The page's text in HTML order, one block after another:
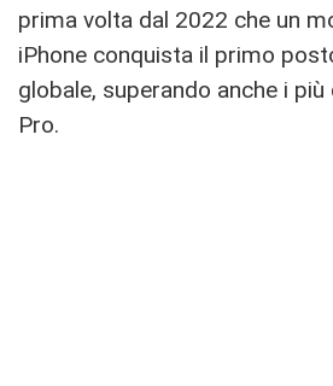
prima volta dal 2022 che un
iPhone conquista il primo
globale, superando anche i
Pro.